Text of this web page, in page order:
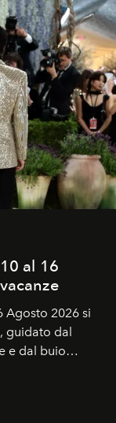
al 16
Agosto 2026 si
guidato dal
e dal buio
12 agosto,